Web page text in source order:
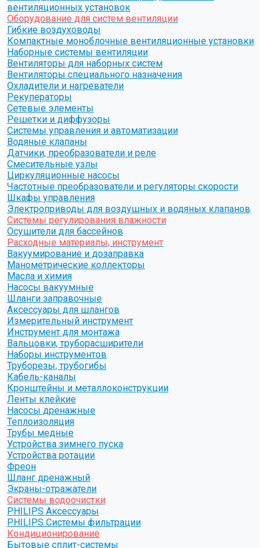
вентиляционных установок
Оборудование для систем вентиляции
Гибкие воздуховоды
Компактные моноблочные вентиляционные установки
Наборные системы вентиляции
Вентиляторы для наборных систем
Вентиляторы специального назначения
Охладители и нагреватели
Рекуператоры
Сетевые элементы
Решетки и диффузоры
Системы управления и автоматизации
Водяные клапаны
Датчики, преобразователи и реле
Смесительные узлы
Циркуляционные насосы
Частотные преобразователи и регуляторы скорости
Шкафы управления
Электроприводы для воздушных и водяных клапанов
Системы регулирования влажности
Осушители для бассейнов
Расходные материалы, инструмент
Вакуумирование и дозаправка
Манометрические коллекторы
Масла и химия
Насосы вакуумные
Шланги заправочные
Аксессуары для шлангов
Измерительный инструмент
Инструмент для монтажа
Вальцовки, труборасширители
Наборы инструментов
Труборезы, трубогибы
Кабель-каналы
Кронштейны и металлоконструкции
Ленты клейкие
Насосы дренажные
Теплоизоляция
Трубы медные
Устройства зимнего пуска
Устройства ротации
Фреон
Шланг дренажный
Экраны-отражатели
Системы водоочистки
PHILIPS Аксессуары
PHILIPS Системы фильтрации
Кондиционирование
Бытовые сплит-системы